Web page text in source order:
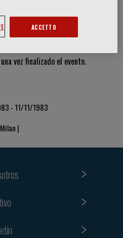
vez finalizado el evento.
- 11/11/1983
Milan |
ACCETTO